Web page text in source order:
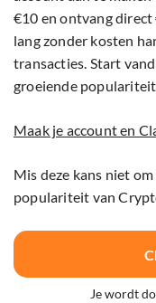
€10 en ontvang direct
lang zonder kosten
transacties. Start
groeiende
Maak je account en
Mis deze kans niet
populariteit van
Je wordt